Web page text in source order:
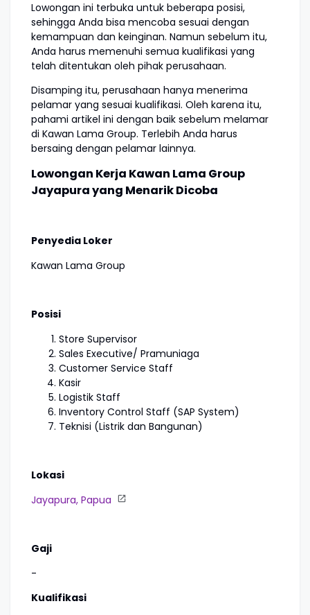
Lowongan ini terbuka untuk beberapa posisi,
sehingga Anda bisa mencoba sesuai dengan
kemampuan dan keinginan. Namun sebelum itu,
Anda harus memenuhi semua kualifikasi yang
telah ditentukan oleh pihak perusahaan.
Disamping itu, perusahaan hanya menerima
pelamar yang sesuai kualifikasi. Oleh karena itu,
pahami artikel ini dengan baik sebelum melamar
di Kawan Lama Group. Terlebih Anda harus
bersaing dengan pelamar lainnya.
Lowongan Kerja Kawan Lama Group
Jayapura yang Menarik Dicoba
Penyedia Loker
Kawan Lama Group
Posisi
Store Supervisor
Sales Executive/ Pramuniaga
Customer Service Staff
Kasir
Logistik Staff
Inventory Control Staff (SAP System)
Teknisi (Listrik dan Bangunan)
Lokasi
Jayapura, Papua
Gaji
-
Kualifikasi